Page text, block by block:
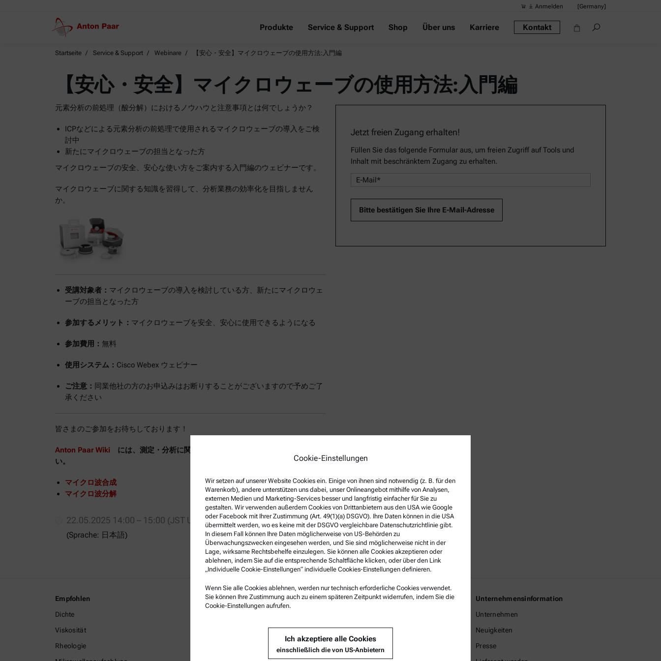
Anmelden [Germany]
Produkte Service & Support Shop Über uns Karriere Kontakt
Startseite Service & Support Webinare 【安心・安全】マイクロウェーブの使用方法:入門編
【安心・安全】マイクロウェーブの使用方法:入門編
元素分析の前処理（酸分解）におけるノウハウと注意事項とは何でしょうか？
ICPなどによる元素分析の前処理で使用されるマイクロウェーブの導入をご検
討中
新たにマイクロウェーブの担当となった方
マイクロウェーブの安全、安心な使い方をご案内する入門編のウェビナーです。
マイクロウェーブに関する知識を習得して、分析業務の効率化を目指しません
か。
受講対象者： マイクロウェーブの導入を検討している方、新たにマイクロウェ
ーブの担当となった方
参加するメリット： マイクロウェーブを安全、安心に使用できるようになる
参加費用： 無料
使用システム： Cisco Webex ウェビナー
ご注意： 同業他社の方のお申込みはお断りすることがございますので予めご了
承ください
皆さまのご参加をお待ちしております！
Anton Paar Wiki には、測定・分析に関する情報が満載です！ぜひご覧くださ
い。
マイクロ波合成
マイクロ波分解
22.05.2025 14:00 – 15:00 (JST UTC+09:00)
(Sprache: 日本語)
Jetzt freien Zugang erhalten!
Füllen Sie das folgende Formular aus, um freien Zugriff auf Tools und
Inhalt mit beschränktem Zugang zu erhalten.
Empfohlen
Dichte
Viskosität
Rheologie
Rechtliche Informationen
Gruppen-Datenschutzerklärung
Service & Support
Sicherheitsbestätigung
Anton Paar Technical Centers
Unternehmensinformation
Unternehmen
Neuigkeiten
Presse
Cookie-Einstellungen
Wir setzen auf unserer Website Cookies ein. Einige von ihnen sind notwendig (z. B. für den
Warenkorb), andere unterstützen uns dabei, unser Onlineangebot mithilfe von Analysen,
externen Medien und Marketing-Services besser und langfristig einfacher für Sie zu
gestalten. Wir verwenden außerdem Cookies von Drittanbietern aus den USA wie Google
oder Facebook mit Ihrer Zustimmung (Art. 49(1)(a) DSGVO). Ihre Daten können in die USA
übermittelt werden, wo es keine mit der DSGVO vergleichbare Datenschutzrichtlinie gibt.
In diesem Fall können Ihre Daten möglicherweise von US-Behörden zu
Überwachungszwecken eingesehen werden, und Sie sind möglicherweise nicht in der
Lage, wirksame Rechtsbehelfe einzulegen. Sie können alle Cookies akzeptieren oder
ablehnen, indem Sie auf die entsprechende Schaltfläche klicken, oder über den Link
„Individuelle Cookie-Einstellungen“ individuelle Cookies-Einstellungen definieren.
Wenn Sie alle Cookies ablehnen, werden nur technisch erforderliche Cookies verwendet.
Sie können Ihre Zustimmung auch zu einem späteren Zeitpunkt widerrufen, indem Sie die
Cookie-Einstellungen aufrufen.
Ich akzeptiere alle Cookies
einschließlich die von US-Anbietern